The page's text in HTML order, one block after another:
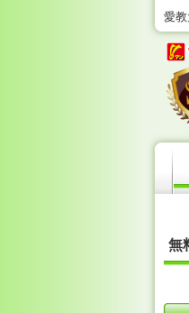
愛
無